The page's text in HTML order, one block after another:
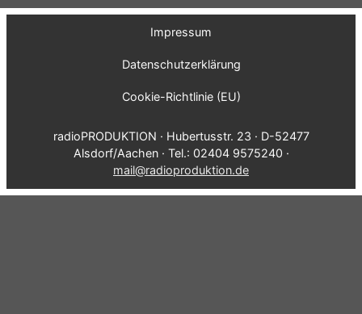
Impressum
Datenschutzerklärung
Cookie-Richtlinie (EU)
radioPRODUKTION · Hubertusstr. 23 · D-52477
Alsdorf/Aachen · Tel.: 02404 9575240 ·
mail@radioproduktion.de